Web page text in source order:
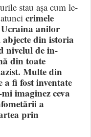
stau așa cum le-
atuncicrimele
Ucraina anilor
abjecte din istoria
nivelul de in-
din toate
Multe din
a fi fost inventate
imaginez ceva
a
prin